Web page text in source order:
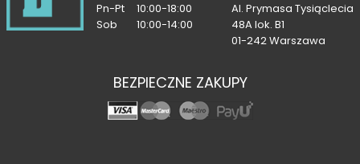
Pn-Pt
10:00-18:00
Sob
10:00-14:00
Al. Prymasa Tysiąclecia
48A lok. B1
01-242 Warszawa
BEZPIECZNE ZAKUPY